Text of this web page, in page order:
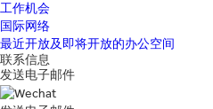
工作机会
国际网络
最近开放及即将开放的办公空间
联系信息
发送电子邮件